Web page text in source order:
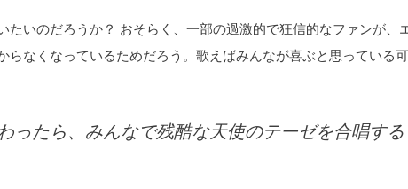
いのだろうか？ おそらく、一部の過激的で狂信的なファンが、
なくなっているためだろう。歌えばみんなが喜ぶと思っている
ったら、みんなで残酷な天使のテーゼを合唱する